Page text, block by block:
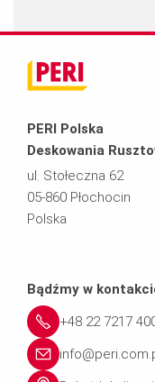
PERI Polska
Deskowania
ul. Stołeczna 62
05-860 Płochocin
Polska
Bądźmy w
+48 22 7217